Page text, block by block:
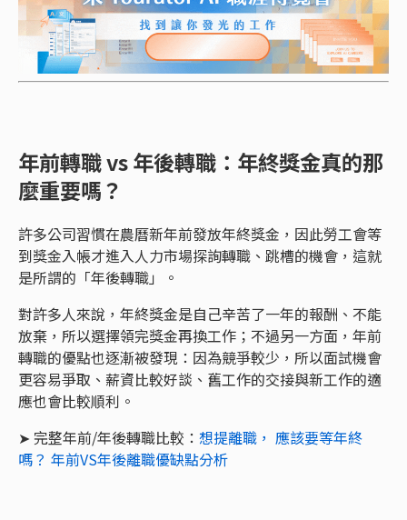
年前轉職 vs 年後轉職：年終獎金真的那
麼重要嗎？
許多公司習慣在農曆新年前發放年終獎金，因此勞工會等
到獎金入帳才進入人力市場探詢轉職、跳槽的機會，這就
是所謂的「年後轉職」。
對許多人來說，年終獎金是自己辛苦了一年的報酬、不能
放棄，所以選擇領完獎金再換工作；不過另一方面，年前
轉職的優點也逐漸被發現：因為競爭較少，所以面試機會
更容易爭取、薪資比較好談、舊工作的交接與新工作的適
應也會比較順利。
➤ 完整年前/年後轉職比較： 想提離職， 應該要等年終
嗎？ 年前VS年後離職優缺點分析